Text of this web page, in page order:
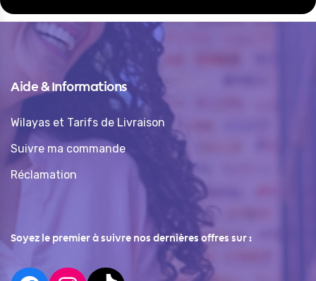
Aide & Informations
Wilayas et Tarifs de Livraison
Suivre ma commande
Réclamation
Soyez le premier à suivre nos dernières offres sur :